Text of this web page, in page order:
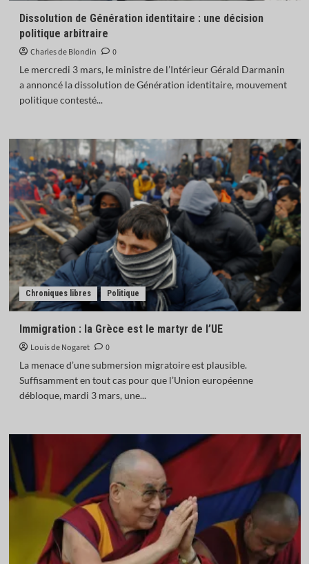
Dissolution de Génération identitaire : une décision
politique arbitraire
Charles de Blondin
0
Le mercredi 3 mars, le ministre de l’Intérieur Gérald Darmanin
a annoncé la dissolution de Génération identitaire, mouvement
politique contesté...
Chroniques libres Politique
Immigration : la Grèce est le martyr de l’UE
Louis de Nogaret
0
La menace d’une submersion migratoire est plausible.
Suffisamment en tout cas pour que l’Union européenne
débloque, mardi 3 mars, une...